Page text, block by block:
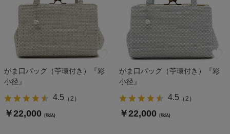
がま口バッグ（苧環付き）『彩
小径』
4.5 （ 2 ）
￥22,000 (税込)
がま口バッグ（苧環付き）『彩
小径』
4.5 （ 2 ）
￥22,000 (税込)